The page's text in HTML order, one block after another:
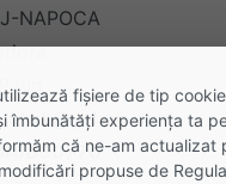
NAPOCA
fişiere de tip
îmbunătăți experiența ta
că ne-am actualizat
propuse de